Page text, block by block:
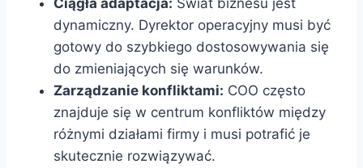
Ciągła adaptacja: Świat biznesu jest
dynamiczny. Dyrektor operacyjny musi być
gotowy do szybkiego dostosowywania się
do zmieniających się warunków.
Zarządzanie konfliktami: COO często
znajduje się w centrum konfliktów między
różnymi działami firmy i musi potrafić je
skutecznie rozwiązywać.